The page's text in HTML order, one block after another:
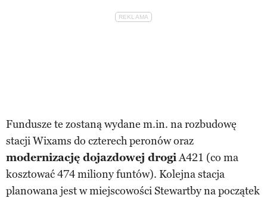
Fundusze te zostaną wydane m.in. na rozbudowę
stacji Wixams do czterech peronów oraz
modernizację dojazdowej drogiA421 (co ma
kosztować 474 miliony funtów). Kolejna stacja
planowana jest w miejscowości Stewartby na początek